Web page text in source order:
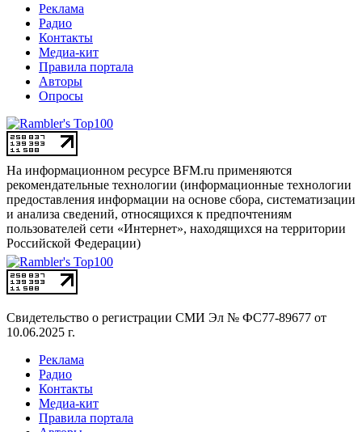
Реклама
Радио
Контакты
Медиа-кит
Правила портала
Авторы
Опросы
На информационном ресурсе BFM.ru применяются
рекомендательные технологии (информационные технологии
предоставления информации на основе сбора, систематизации
и анализа сведений, относящихся к предпочтениям
пользователей сети «Интернет», находящихся на территории
Российской Федерации)
Свидетельство о регистрации СМИ Эл № ФС77-89677 от
10.06.2025 г.
Реклама
Радио
Контакты
Медиа-кит
Правила портала